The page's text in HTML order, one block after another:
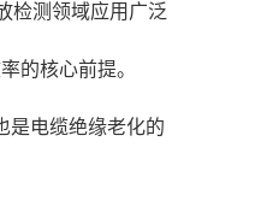
检测领域应用广泛
的核心前提。
是电缆绝缘老化的